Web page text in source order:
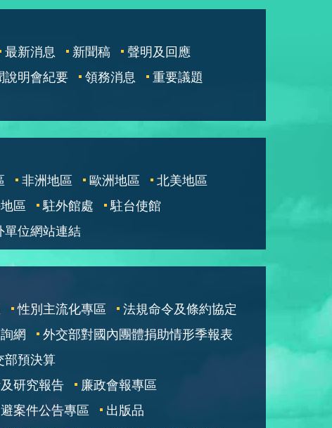
最新消息 新聞稿
聲明及回應
說明會紀要 領務消息
重要議題
非洲地區 歐洲地區
北美地區
區
駐外館處
駐台使館
單位網站連結
性別主流化專區
法規命令及條約協定
網
外交部對國內團體捐助情形季報表
部預決算
研究報告
廉政會報專區
案件公告專區
出版品